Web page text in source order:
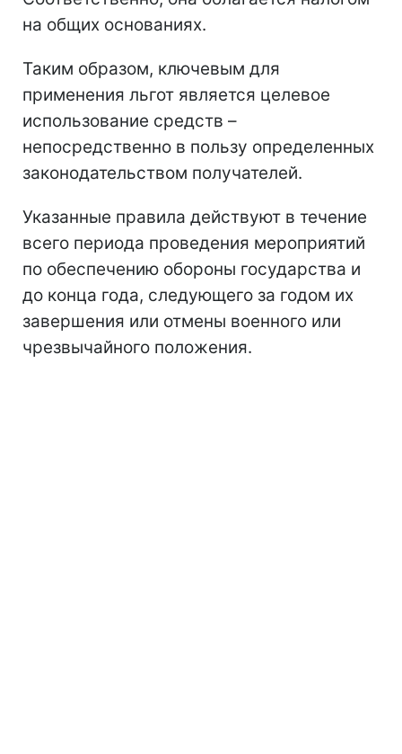
на общих основаниях.
Таким образом, ключевым для
применения льгот является целевое
использование средств –
непосредственно в пользу определенных
законодательством получателей.
Указанные правила действуют в течение
всего периода проведения мероприятий
по обеспечению обороны государства и
до конца года, следующего за годом их
завершения или отмены военного или
чрезвычайного положения.